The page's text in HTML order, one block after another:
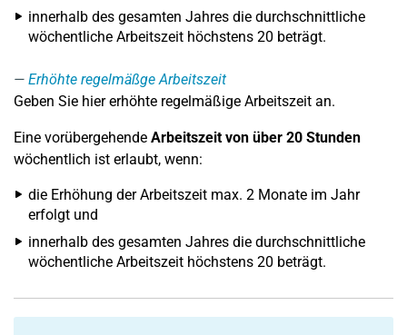
innerhalb des gesamten Jahres die durchschnittliche
wöchentliche Arbeitszeit höchstens 20 beträgt.
Erhöhte regelmäßge Arbeitszeit
Geben Sie hier erhöhte regelmäßige Arbeitszeit an.
Eine vorübergehende Arbeitszeit von über 20 Stunden
wöchentlich ist erlaubt, wenn:
die Erhöhung der Arbeitszeit max. 2 Monate im Jahr
erfolgt und
innerhalb des gesamten Jahres die durchschnittliche
wöchentliche Arbeitszeit höchstens 20 beträgt.